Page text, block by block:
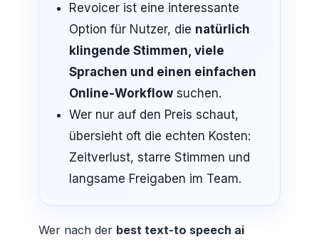
Revoicer ist eine interessante
Option für Nutzer, die natürlich
klingende Stimmen, viele
Sprachen und einen einfachen
Online-Workflow suchen.
Wer nur auf den Preis schaut,
übersieht oft die echten Kosten:
Zeitverlust, starre Stimmen und
langsame Freigaben im Team.
Wer nach der best text-to speech ai